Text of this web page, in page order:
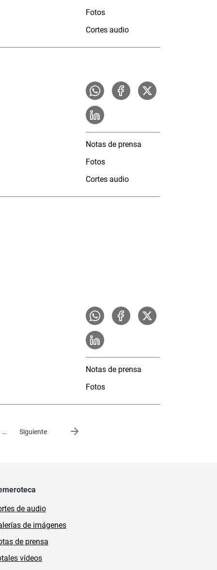
Fotos
Cortes audio
Notas de prensa
Fotos
Cortes audio
Notas de prensa
Fotos
… Siguiente
página
de audio
de imágenes
de prensa
vídeos